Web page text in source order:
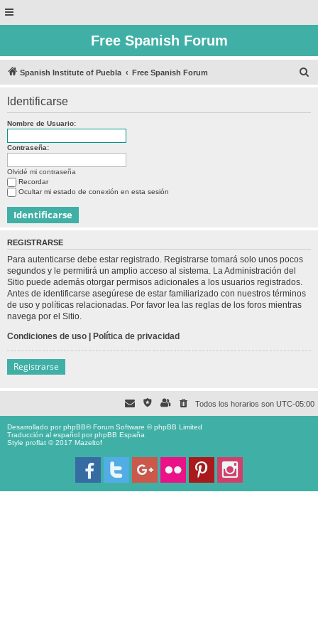
Free Spanish Forum
Spanish Institute of Puebla Free Spanish Forum
Identificarse
Nombre de Usuario:
Contraseña:
Olvidé mi contraseña
Recordar
Ocultar mi estado de conexión en esta sesión
REGISTRARSE
Para autenticarse debe estar registrado. Registrarse tomará solo unos pocos
segundos y le permitirá un amplio acceso al sistema. La Administración del
Sitio puede además otorgar permisos adicionales a los usuarios registrados.
Antes de identificarse asegúrese de estar familiarizado con nuestros términos
de uso y políticas relacionadas. Por favor lea las reglas de los foros mientras
navega por el Sitio.
Condiciones de uso | Política de privacidad
Registrarse
Todos los horarios son UTC-05:00
Desarrollado porphpBB® Forum Software © phpBB Limited
Traducción al español porphpBB España
Style proflat © 2017 Mazeltof